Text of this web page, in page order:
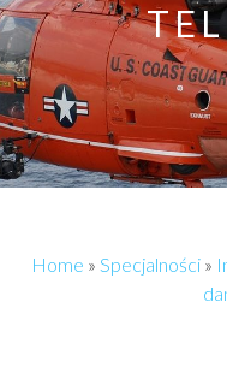
Home » Specjalności »